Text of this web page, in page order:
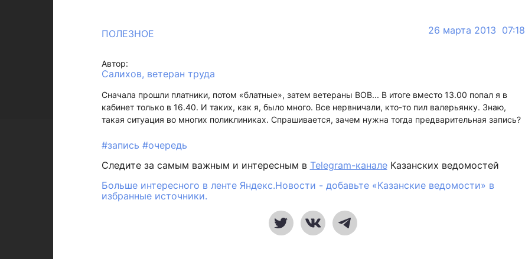
ПОЛЕЗНОЕ 26 марта 2013 07:18
Автор:
Салихов, ветеран труда
Сначала прошли платники, потом «блатные», затем ветераны ВОВ... В итоге вместо 13.00 попал я в
кабинет только в 16.40. И таких, как я, было много. Все нервничали, кто-то пил валерьянку. Знаю,
такая ситуация во многих поликлиниках. Спрашивается, зачем нужна тогда предварительная запись?
#запись #очередь
Следите за самым важным и интересным в Telegram-каналеКазанских ведомостей
Больше интересного в ленте Яндекс.Новости - добавьте «Казанские ведомости» в
избранные источники.